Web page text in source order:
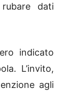
dati
indicato
L’invito,
agli